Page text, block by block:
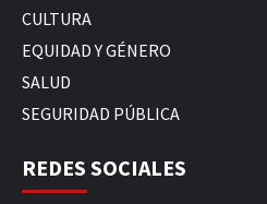
CULTURA
EQUIDAD Y GÉNERO
SALUD
SEGURIDAD PÚBLICA
REDES SOCIALES